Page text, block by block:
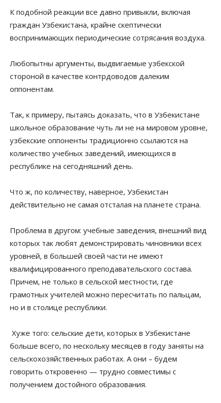
К подобной реакции все давно привыкли, включая
граждан Узбекистана, крайне скептически
воспринимающих периодические сотрясания воздуха.
Любопытны аргументы, выдвигаемые узбекской
стороной в качестве контрдоводов далеким
оппонентам.
Так, к примеру, пытаясь доказать, что в Узбекистане
школьное образование чуть ли не на мировом уровне,
узбекские оппоненты традиционно ссылаются на
количество учебных заведений, имеющихся в
республике на сегодняшний день.
Что ж, по количеству, наверное, Узбекистан
действительно не самая отсталая на планете страна.
Проблема в другом: учебные заведения, внешний вид
которых так любят демонстрировать чиновники всех
уровней, в большей своей части не имеют
квалифицированного преподавательского состава.
Причем, не только в сельской местности, где
грамотных учителей можно пересчитать по пальцам,
но и в столице республики.
Хуже того: сельские дети, которых в Узбекистане
больше всего, по нескольку месяцев в году заняты на
сельскохозяйственных работах. А они – будем
говорить откровенно — трудно совместимы с
получением достойного образования.